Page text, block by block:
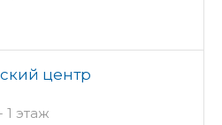
центр
1 этаж